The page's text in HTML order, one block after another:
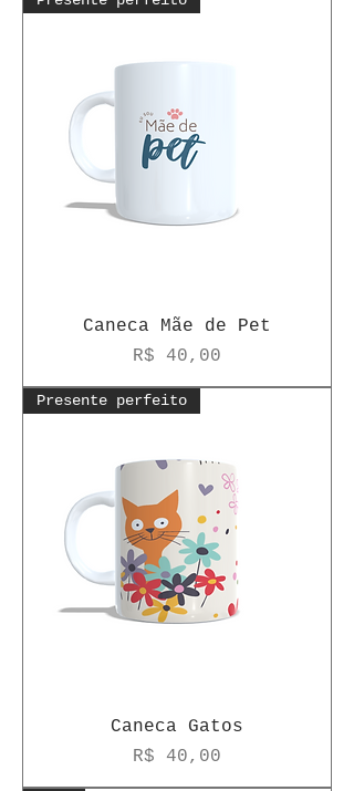
Caneca Mãe de Pet
Preço
R$ 40,00
Presente perfeito
Caneca Gatos
Preço
R$ 40,00